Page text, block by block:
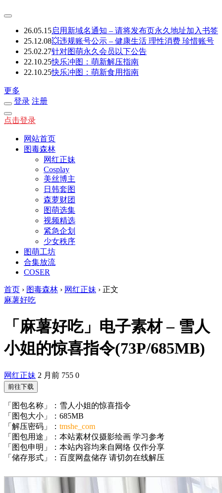
26.05.15启用新域名通知 – 请将发布页永久地址加入书签
25.12.08💥违规账号公示 – 健康生活 理性消费 珍惜账号
25.02.27针对图萌永久会员以下公告
22.10.25快乐冲图：萌新解压指南
22.10.25快乐冲图：萌新食用指南
更多
登录 注册
点击登录
网站首页
图毒森林
网红正妹
Cosplay
美丝博主
日韩套图
森萝财团
图萌选集
视频精选
紧急企划
少女秩序
图萌工坊
合集放流
COSER
首页 › 图毒森林 › 网红正妹 › 正文
麻薯好吃
「麻薯好吃」电子素材 – 雪人
小姐的惊喜指令(73P/685MB)
网红正妹 2 月前 755 0
前往下载
「图包名称」：雪人小姐的惊喜指令
「图包大小」：685MB
「解压密码」： tmshe_com
「图包用途」：本站素材仅摄影绘画 学习参考
「图包申明」：本站内容均来自网络 仅作分享
「储存形式」：百度网盘储存 请切勿在线解压